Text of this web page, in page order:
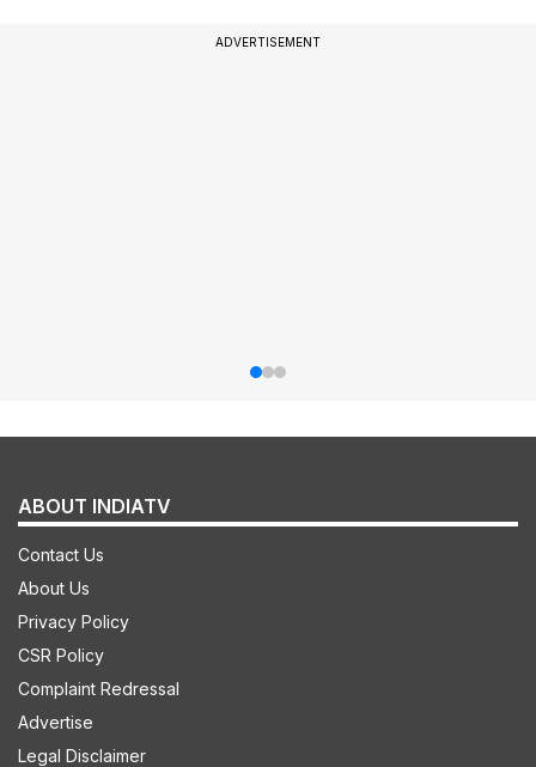
ADVERTISEMENT
ABOUT INDIATV
Contact Us
About Us
Privacy Policy
CSR Policy
Complaint Redressal
Advertise
Legal Disclaimer